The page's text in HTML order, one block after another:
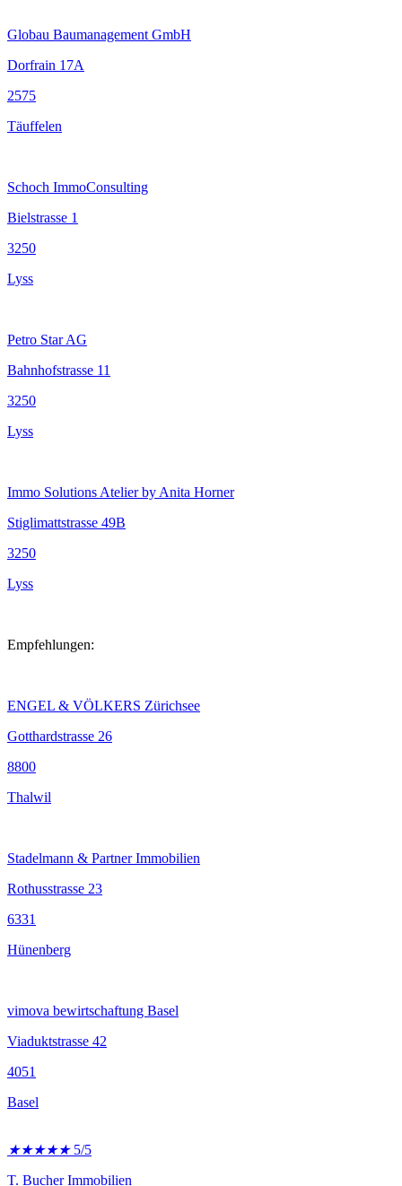
Globau Baumanagement GmbH
Dorfrain 17A
2575
Täuffelen
Schoch ImmoConsulting
Bielstrasse 1
3250
Lyss
Petro Star AG
Bahnhofstrasse 11
3250
Lyss
Immo Solutions Atelier by Anita Horner
Stiglimattstrasse 49B
3250
Lyss
Empfehlungen:
ENGEL & VÖLKERS Zürichsee
Gotthardstrasse 26
8800
Thalwil
Stadelmann & Partner Immobilien
Rothusstrasse 23
6331
Hünenberg
vimova bewirtschaftung Basel
Viaduktstrasse 42
4051
Basel
★★★★★ 5/5
T. Bucher Immobilien